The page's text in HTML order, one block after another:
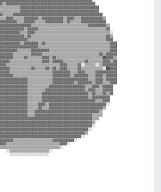
░░▒▒▒▒▓▓▓▓▒▒▒▒▒▒▒▒▒▒▒▒▒▒▒▒▒▒▒▒▒▒▒▒▒▒▒▒▒▒▓▓▓▓░░
░░▒▒▒▒▒▒▒▒▒▒▒▒▒▒▒▒▒▒▒▒▒▒▒▒▒▒▒▒▒▒▒▒▒▒░░
░░▒▒▒▒▒▒▒▒▒▒▒▒▒▒▒▒▒▒▒▒▒▒░░
░░░░░░░░░░░░░░░░░░░░░░